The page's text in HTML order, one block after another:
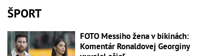
ŠPORT
FOTO Messiho žena v bikinách:
Komentár Ronaldovej Georginy